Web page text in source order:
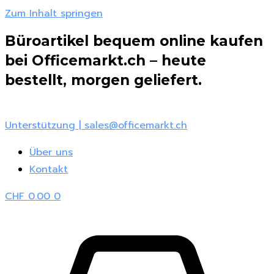
Zum Inhalt springen
Büroartikel bequem online kaufen
bei Officemarkt.ch – heute
bestellt, morgen geliefert.
Unterstützung | sales@officemarkt.ch
Über uns
Kontakt
CHF0.00 0